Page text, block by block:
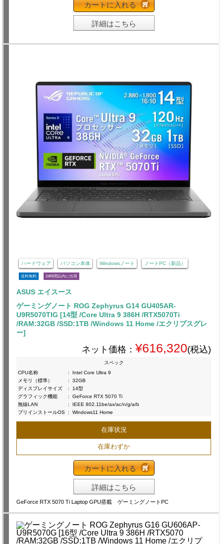
カートに入れる
詳細はこちら
ハードウェア パソコン本体 Windowsノート ノートPC（新品）
送料無料 24時間以内に出荷
ASUS エイスース
ゲーミングノート ROG Zephyrus G14 GU405AR-
U9R5070TIG [14型 /Core Ultra 9 386H /RTX5070Ti
/RAM:32GB /SSD:1TB /Windows 11 Home /エクリプスグレ
ー]
ネット価格： ¥616,320(税込)
スペック
CPU名称
:
Intel Core Ultra 9
メモリ（標準）
:
32GB
ディスプレイサイズ
:
14型
グラフィック機能
:
GeForce RTX 5070 Ti
無線LAN
:
IEEE 802.11be/ax/ac/n/g/a/b
プリインストールOS : Windows11 Home
在庫状況
在庫わずか
カートに入れる
詳細はこちら
GeForce RTX 5070 Ti Laptop GPU搭載 ゲーミングノートPC